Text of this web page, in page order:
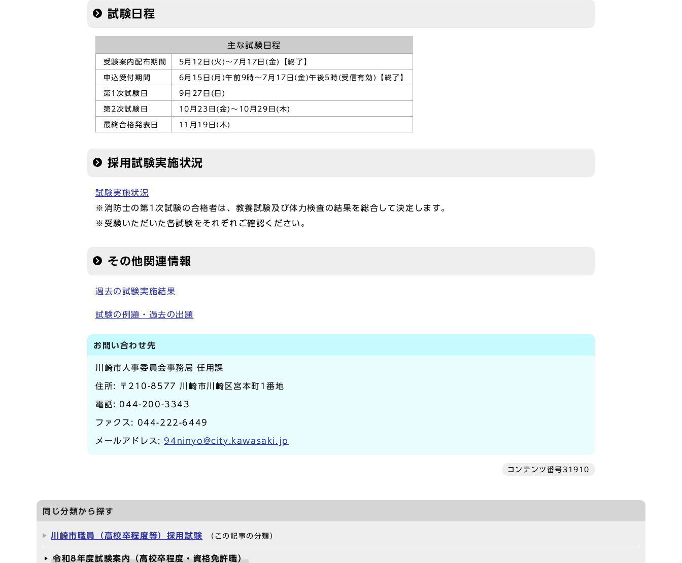
試験日程
主な試験日程
受験案内配布期間 5月12日(火)～7月17日(金)【終了】
申込受付期間 6月15日(月)午前9時～7月17日(金)午後5時(受信有効)【終了】
第1次試験日 9月27日(日)
第2次試験日 10月23日(金)～10月29日(木)
最終合格発表日 11月19日(木)
採用試験実施状況
試験実施状況
※消防士の第1次試験の合格者は、教養試験及び体力検査の結果を総合して決定します。
※受験いただいた各試験をそれぞれご確認ください。
その他関連情報
過去の試験実施結果
試験の例題・過去の出題
お問い合わせ先
川崎市人事委員会事務局 任用課
住所: 〒210-8577 川崎市川崎区宮本町1番地
電話: 044-200-3343
ファクス: 044-222-6449
メールアドレス:94ninyo@city.kawasaki.jp
コンテンツ番号31910
同じ分類から探す
川崎市職員（高校卒程度等）採用試験 （この記事の分類）
令和8年度試験案内（高校卒程度・資格免許職）